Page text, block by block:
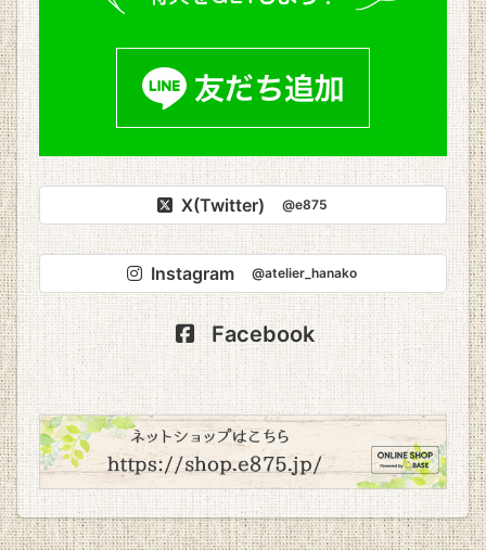
X(Twitter) @e875
Instagram @atelier_hanako
Facebook